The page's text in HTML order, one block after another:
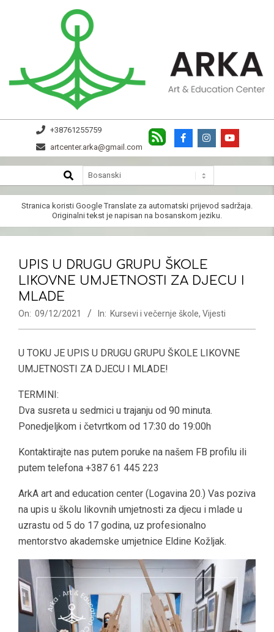
ARKA
+38761255759
artcenter.arka@gmail.com
Navigation
Menu
SEARCH
Stranica koristi Google Translate za automatski prijevod sadržaja.
Originalni tekst je napisan na bosanskom jeziku.
UPIS U DRUGU GRUPU ŠKOLE
LIKOVNE UMJETNOSTI ZA DJECU I
MLADE
On: 09/12/2021 In: Kursevi i večernje škole, Vijesti
U TOKU JE UPIS U DRUGU GRUPU ŠKOLE LIKOVNE
UMJETNOSTI ZA DJECU I MLADE!
TERMINI:
Dva susreta u sedmici u trajanju od 90 minuta.
Ponedjeljkom i četvrtkom od 17:30 do 19:00h
Kontaktirajte nas putem poruke na našem FB profilu ili
putem telefona +387 61 445 223
ArkA art and education center (Logavina 20.) Vas poziva
na upis u školu likovnih umjetnosti za djecu i mlade u
uzrastu od 5 do 17 godina, uz profesionalno
mentorstvo akademske umjetnice Eldine Kožljak.